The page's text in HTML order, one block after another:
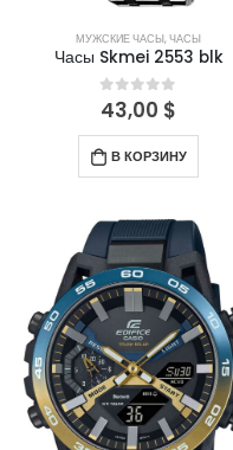
МУЖСКИЕ ЧАСЫ,ЧАСЫ
Часы Skmei 2553 blk
0out of 5
43,00 $
В КОРЗИНУ